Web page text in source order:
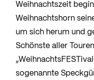
Weihnachtszeit
Weihnachtshorn
um sich herum und
Schönste aller
sogenannte